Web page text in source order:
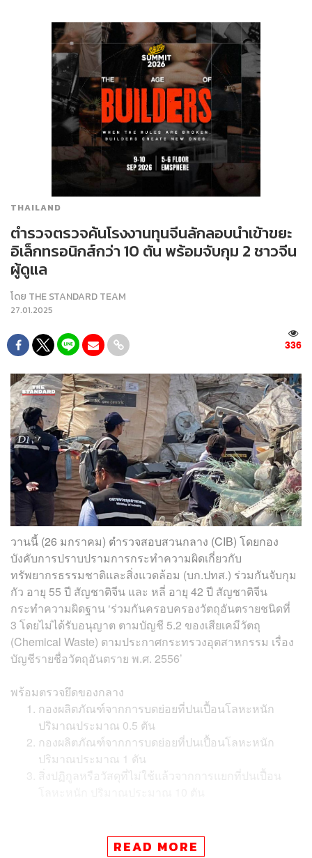
THAILAND
ตำรวจตรวจค้นโรงงานทุนจีนลักลอบนำเข้าขยะ
อิเล็กทรอนิกส์กว่า 10 ตัน พร้อมจับกุม 2 ชาวจีน
ผู้ดูแล
โดย THE STANDARD TEAM
27.01.2025
336
วานนี้ (26 มกราคม) ตำรวจสอบสวนกลาง (CIB) โดยกอง
บังคับการปราบปรามการกระทำความผิดเกี่ยวกับ
ทรัพยากรธรรมชาติและสิ่งแวดล้อม (บก.ปทส.) ร่วมกันจับกุม
กัว อายุ 55 ปี สัญชาติจีน และ หลี่ อายุ 42 ปี สัญชาติจีน
กระทำความผิดฐาน ‘ร่วมกันครอบครองวัตถุอันตรายชนิดที่
3 โดยไม่ได้รับอนุญาต ตามบัญชี 5.2 ของเสียเคมีวัตถุ
(Chemical Waste) ตามประกาศกระทรวงอุตสาหกรรม เรื่อง
บัญชีรายชื่อวัตถุอันตราย พ.ศ. 2556’
พร้อมตรวจยึดของกลาง
กองผลิตภัณฑ์จากการบดย่อยที่ปนเปื้อนโลหะหนัก
ปริมาณประมาณ 0.5 ตัน
กองผลิตภัณฑ์จากการบดย่อยที่ปนเปื้อนโลหะหนัก
ปริมาณประมาณ 1 ตัน
สิ่งปฏิกูลหรือวัสดุที่ไม่ใช้แล้วจากการแยกที่ปนเปื้อน
สถานที่จับกุม โรงงานในพื้นที่หมู่ 9 ตำบลเกาะขนุน อำเภอ
พนมสารคาม จังหวัดฉะเชิงเทรา
READ MORE